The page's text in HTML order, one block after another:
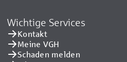
Wichtige Services
Kontakt
Meine VGH
Schaden melden